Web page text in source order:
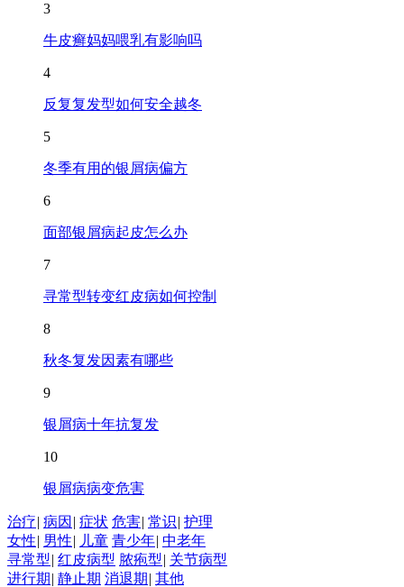
3
牛皮癣妈妈喂乳有影响吗
4
反复复发型如何安全越冬
5
冬季有用的银屑病偏方
6
面部银屑病起皮怎么办
7
寻常型转变红皮病如何控制
8
秋冬复发因素有哪些
9
银屑病十年抗复发
10
银屑病病变危害
治疗| 病因 | 症状 危害| 常识| 护理
女性| 男性| 儿童 青少年| 中老年
寻常型| 红皮病型 脓疱型| 关节病型
进行期 | 静止期 消退期 | 其他